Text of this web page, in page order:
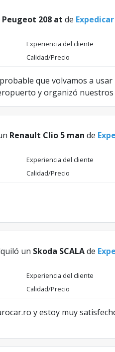
Peugeot 208 at de
Experiencia del cliente
Calidad/Precio
que volvamos a
y organizó nuestros
Renault Clio 5 man de
Experiencia del cliente
Calidad/Precio
un Skoda SCALAde
Experiencia del cliente
Calidad/Precio
y estoy muy